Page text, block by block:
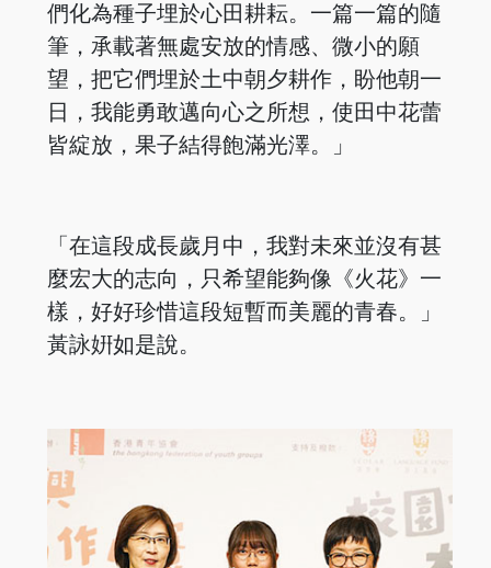
們化為種子埋於心田耕耘。一篇一篇的隨
筆，承載著無處安放的情感、微小的願
望，把它們埋於土中朝夕耕作，盼他朝一
日，我能勇敢邁向心之所想，使田中花蕾
皆綻放，果子結得飽滿光澤。」
「在這段成長歲月中，我對未來並沒有甚
麼宏大的志向，只希望能夠像《火花》一
樣，好好珍惜這段短暫而美麗的青春。」
黃詠姸如是說。